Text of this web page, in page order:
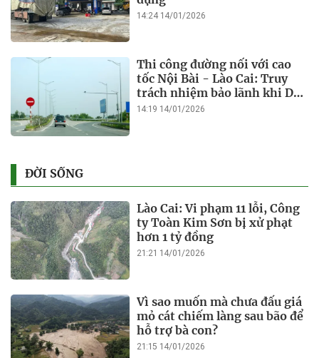
14:24 14/01/2026
Thi công đường nối với cao
tốc Nội Bài - Lào Cai: Truy
trách nhiệm bảo lãnh khi Duy
Bảo chậm tiến độ?
14:19 14/01/2026
ĐỜI SỐNG
Lào Cai: Vi phạm 11 lỗi, Công
ty Toàn Kim Sơn bị xử phạt
hơn 1 tỷ đồng
21:21 14/01/2026
Vì sao muốn mà chưa đấu giá
mỏ cát chiếm làng sau bão để
hỗ trợ bà con?
21:15 14/01/2026